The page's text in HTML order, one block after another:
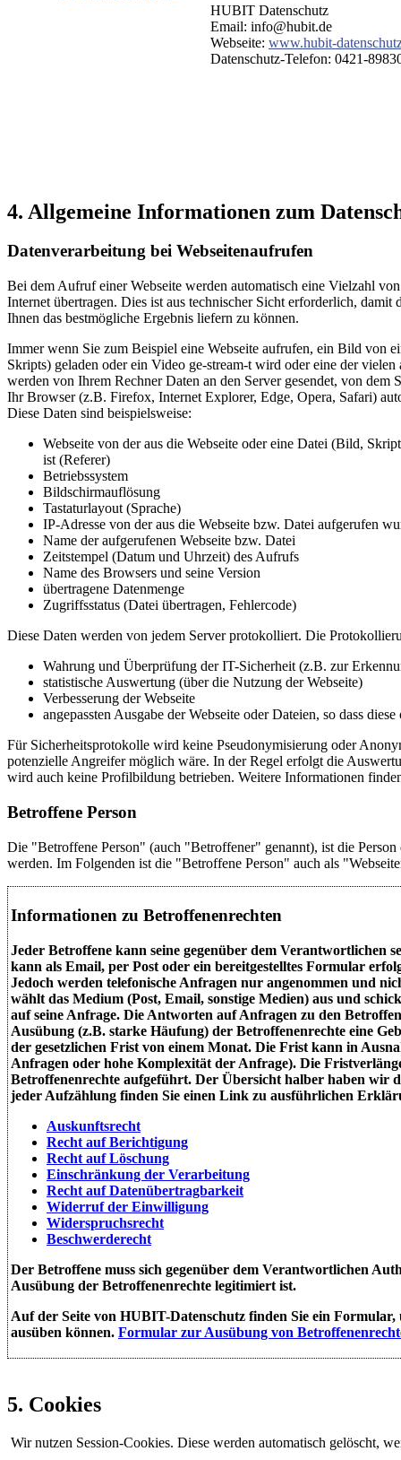
HUBIT Datenschutz
Email:
Webseite: www.hubit-
Datenschutz-Telefon: 0421-
4. Allgemeine Informationen zum
Datenverarbeitung bei Webseitenaufrufen
Bei dem Aufruf einer Webseite werden automatisch eine Vielzahl
Internet übertragen. Dies ist aus technischer Sicht erforderlich,
Ihnen das bestmögliche Ergebnis liefern zu können.
Immer wenn Sie zum Beispiel eine Webseite aufrufen, ein Bild von
Skripts) geladen oder ein Video ge-stream-t wird oder eine der
werden von Ihrem Rechner Daten an den Server gesendet, von dem
Ihr Browser (z.B. Firefox, Internet Explorer, Edge, Opera, Safari)
Diese Daten sind beispielsweise:
Webseite von der aus die Webseite oder eine Datei (Bild,
ist (Referer)
Betriebssystem
Bildschirmauflösung
Tastaturlayout (Sprache)
IP-Adresse von der aus die Webseite bzw. Datei aufgerufen
Name der aufgerufenen Webseite bzw. Datei
Zeitstempel (Datum und Uhrzeit) des Aufrufs
Name des Browsers und seine Version
übertragene Datenmenge
Zugriffsstatus (Datei übertragen, Fehlercode)
Diese Daten werden von jedem Server protokolliert. Die
Wahrung und Überprüfung der IT-Sicherheit (z.B. zur
statistische Auswertung (über die Nutzung der Webseite)
Verbesserung der Webseite
angepassten Ausgabe der Webseite oder Dateien, so dass
Für Sicherheitsprotokolle wird keine Pseudonymisierung oder
potenzielle Angreifer möglich wäre. In der Regel erfolgt die
wird auch keine Profilbildung betrieben. Weitere Informationen
Betroffene Person
Die "Betroffene Person" (auch "Betroffener" genannt), ist die Person
werden. Im Folgenden ist die "Betroffene Person" auch als
Informationen zu Betroffenenrechten
Jeder Betroffene kann seine gegenüber dem Verantwortlichen
kann als Email, per Post oder ein bereitgestelltes Formular
Jedoch werden telefonische Anfragen nur angenommen und
wählt das Medium (Post, Email, sonstige Medien) aus und
auf seine Anfrage. Die Antworten auf Anfragen zu den
Ausübung (z.B. starke Häufung) der Betroffenenrechte eine
der gesetzlichen Frist von einem Monat. Die Frist kann in
Anfragen oder hohe Komplexität der Anfrage). Die
Betroffenenrechte aufgeführt. Der Übersicht halber haben wir
jeder Aufzählung finden Sie einen Link zu ausführlichen
Auskunftsrecht
Recht auf Berichtigung
Recht auf Löschung
Einschränkung der Verarbeitung
Recht auf Datenübertragbarkeit
Widerruf der Einwilligung
Widerspruchsrecht
Beschwerderecht
Der Betroffene muss sich gegenüber dem Verantwortlichen
Ausübung der Betroffenenrechte legitimiert ist.
Auf der Seite von HUBIT-Datenschutz finden Sie ein
ausüben können. Formular zur Ausübung von
5. Cookies
Wir nutzen Session-Cookies. Diese werden automatisch gelöscht,